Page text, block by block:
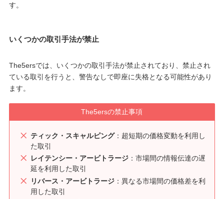
す。
いくつかの取引手法が禁止
The5ersでは、いくつかの取引手法が禁止されており、禁止され
ている取引を行うと、警告なしで即座に失格となる可能性があり
ます。
The5ersの禁止事項
ティック・スキャルピング：超短期の価格変動を利用し
た取引
レイテンシー・アービトラージ：市場間の情報伝達の遅
延を利用した取引
リバース・アービトラージ：異なる市場間の価格差を利
用した取引